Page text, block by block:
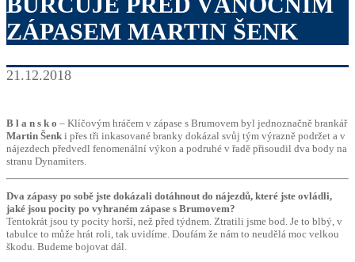
ZÁPASEM MARTIN ŠENK
21.12.2018
B l a n s k o – Klíčovým hráčem v zápase s Brumovem byl jednoznačně brankář
Martin Šenk i přes tři inkasované branky dokázal svůj tým výrazně podržet a v
nájezdech předvedl fenomenální výkon a podruhé v řadě přisoudil dva body na
stranu Dynamiters.
Dva zápasy po sobě jste dokázali dotáhnout do nájezdů, které jste ovládli,
jaké jsou pocity po vyhraném zápase s Brumovem?
Tentokrát jsou ty pocity horší, než před týdnem. Ztratili jsme bod. Je to blbý, v
tabulce to může hrát roli, tak uvidíme. Doufám že nám to neudělá moc velkou
škodu. Budeme bojovat dál.